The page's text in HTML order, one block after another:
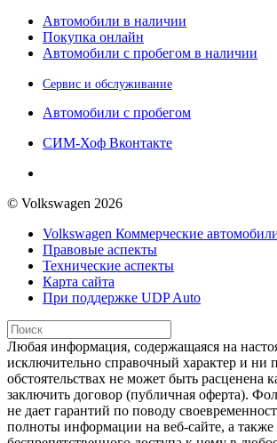
Автомобили в наличии
Покупка онлайн
Автомобили с пробегом в наличии
Сервис и обслуживание
Автомобили с пробегом
СИМ-Хоф Вконтакте
© Volkswagen 2026
Volkswagen Коммерческие
Правовые аспекты
Технические аспекты
Карта сайта
При поддержке UDP Auto
Любая информация, содержащаяся на
исключительно справочный характер и ни
обстоятельствах не может быть расценена
заключить договор (публичная оферта).
не дает гарантий по поводу
полноты информации на веб-сайте, а